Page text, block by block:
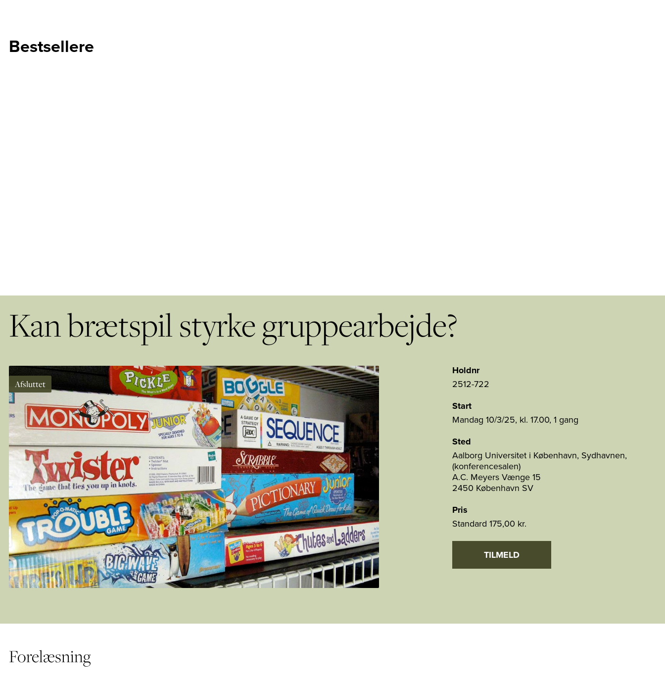
Bestsellere
Kan brætspil styrke gruppearbejde?
Afsluttet
Holdnr
2512-722
Start
Mandag 10/3/25, kl. 17.00, 1 gang
Sted
Aalborg Universitet i København, Sydhavnen,
(konferencesalen)
A.C. Meyers Vænge 15
2450 København SV
Pris
Standard 175,00 kr.
TILMELD
Forelæsning